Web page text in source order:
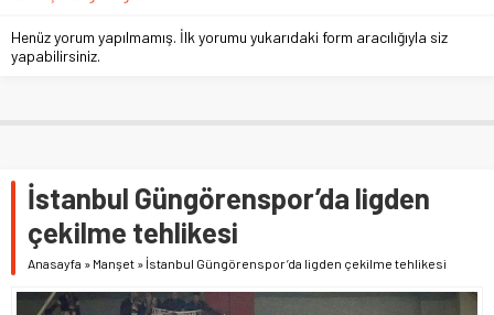
Henüz yorum yapılmamış. İlk yorumu yukarıdaki form aracılığıyla siz
yapabilirsiniz.
İstanbul Güngörenspor’da ligden
çekilme tehlikesi
Anasayfa » Manşet » İstanbul Güngörenspor’da ligden çekilme tehlikesi